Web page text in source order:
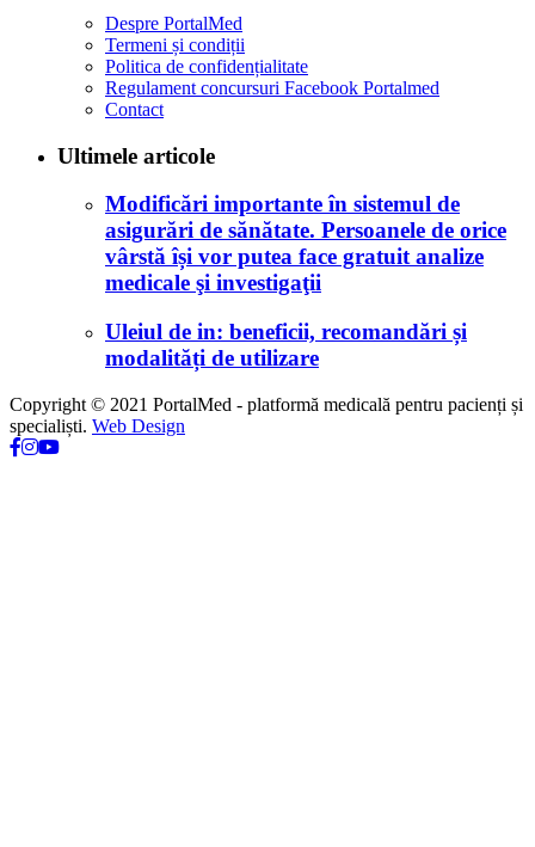
Despre PortalMed
Termeni și condiții
Politica de confidențialitate
Regulament concursuri Facebook Portalmed
Contact
Ultimele articole
Modificări importante în sistemul de
asigurări de sănătate. Persoanele de orice
vârstă își vor putea face gratuit analize
medicale şi investigaţii
Uleiul de in: beneficii, recomandări și
modalități de utilizare
Copyright © 2021 PortalMed - platformă medicală pentru pacienți și
specialiști. Web Design